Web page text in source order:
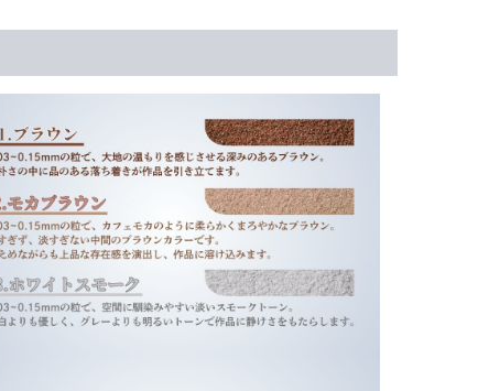
（300g･
500g）
個